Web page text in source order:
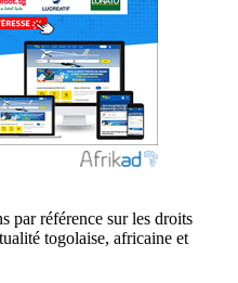
par référence sur les droits
togolaise, africaine et